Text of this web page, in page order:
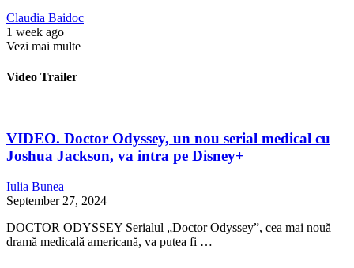
Claudia Baidoc
1 week ago
Vezi mai multe
Video Trailer
VIDEO. Doctor Odyssey, un nou serial medical cu
Joshua Jackson, va intra pe Disney+
Iulia Bunea
September 27, 2024
DOCTOR ODYSSEY Serialul „Doctor Odyssey”, cea mai nouă
dramă medicală americană, va putea fi …